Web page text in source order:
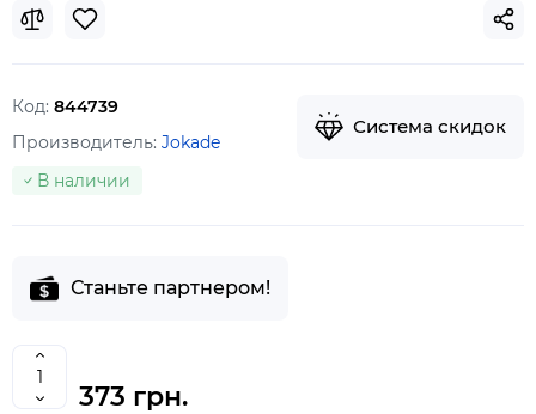
Код: 844739
Производитель: Jokade
В наличии
Система скидок
Станьте партнером!
373 грн.